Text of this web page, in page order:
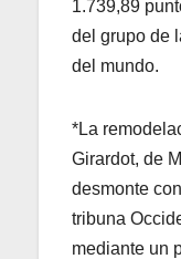
1.739,89
del grupo de
del mundo.
*La
Girardot, de
desmonte
tribuna
mediante un